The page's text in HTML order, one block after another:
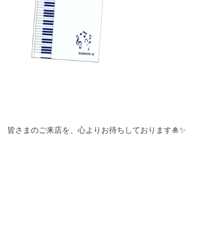
皆さまのご来店を、心よりお待ちしております🎍✨